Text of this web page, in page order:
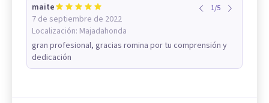
maite
7 de septiembre de 2022
Localización: Majadahonda
1/5
gran profesional, gracias romina por tu comprensión y
dedicación